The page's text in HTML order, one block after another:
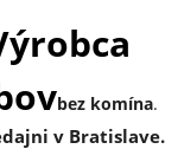
bez komína.
v Bratislave.